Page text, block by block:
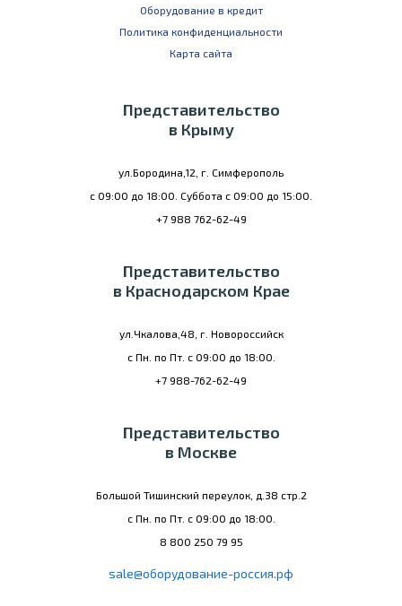
Оборудование в кредит
Политика конфиденциальности
Карта сайта
Представительство
в Крыму
ул.Бородина,12, г. Симферополь
с 09:00 до 18:00. Суббота с 09:00 до 15:00.
+7 988 762-62-49
Представительство
в Краснодарском Крае
ул.Чкалова,48, г. Новороссийск
с Пн. по Пт. с 09:00 до 18:00.
+7 988-762-62-49
Представительство
в Москве
Большой Тишинский переулок, д.38 стр.2
с Пн. по Пт. с 09:00 до 18:00.
8 800 250 79 95
sale@оборудование-россия.рф